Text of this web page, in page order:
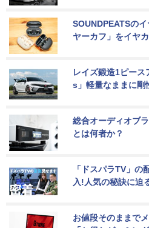
SOUNDPEATSの
ヤーカフ」をイヤ
レイズ鍛造1ピー
s」軽量なままに剛
総合オーディオブ
とは何者か？
「ドスパラTV」の
入!人気の秘訣に迫
お値段そのままで